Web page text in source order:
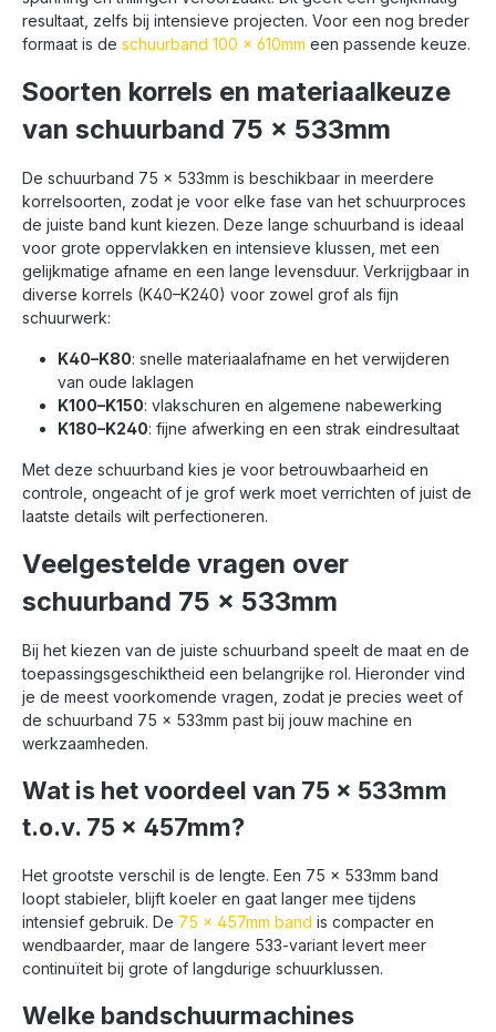
resultaat, zelfs bij intensieve projecten. Voor een nog breder
formaat is de schuurband 100 x 610mm een passende keuze.
Soorten korrels en materiaalkeuze
van schuurband 75 x 533mm
De schuurband 75 x 533mm is beschikbaar in meerdere
korrelsoorten, zodat je voor elke fase van het schuurproces
de juiste band kunt kiezen. Deze lange schuurband is ideaal
voor grote oppervlakken en intensieve klussen, met een
gelijkmatige afname en een lange levensduur. Verkrijgbaar in
diverse korrels (K40–K240) voor zowel grof als fijn
schuurwerk:
K40–K80: snelle materiaalafname en het verwijderen
van oude laklagen
K100–K150: vlakschuren en algemene nabewerking
K180–K240: fijne afwerking en een strak eindresultaat
Met deze schuurband kies je voor betrouwbaarheid en
controle, ongeacht of je grof werk moet verrichten of juist de
laatste details wilt perfectioneren.
Veelgestelde vragen over
schuurband 75 x 533mm
Bij het kiezen van de juiste schuurband speelt de maat en de
toepassingsgeschiktheid een belangrijke rol. Hieronder vind
je de meest voorkomende vragen, zodat je precies weet of
de schuurband 75 x 533mm past bij jouw machine en
werkzaamheden.
Wat is het voordeel van 75 x 533mm
t.o.v. 75 x 457mm?
Het grootste verschil is de lengte. Een 75 x 533mm band
loopt stabieler, blijft koeler en gaat langer mee tijdens
intensief gebruik. De 75 x 457mm band is compacter en
wendbaarder, maar de langere 533-variant levert meer
continuïteit bij grote of langdurige schuurklussen.
Welke bandschuurmachines